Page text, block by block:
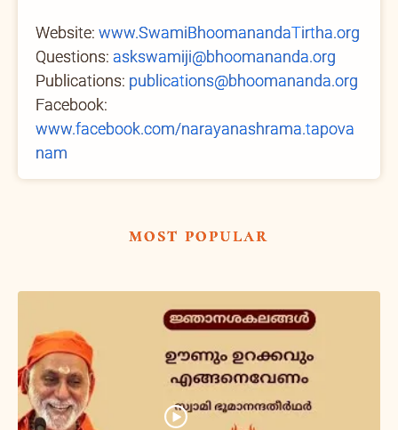
Website: www.SwamiBhoomanandaTirtha.org
Questions: askswamiji@bhoomananda.org
Publications: publications@bhoomananda.org
Facebook:
www.facebook.com/narayanashrama.tapova
nam
most popular